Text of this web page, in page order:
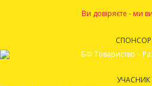
Ви довіряєте - ми
СПОНСОР
УЧАСНИК